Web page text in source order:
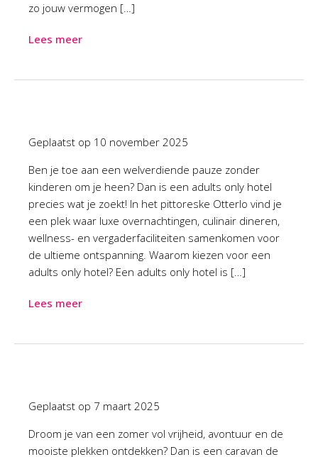
zo jouw vermogen […]
Lees meer
Geplaatst op 10 november 2025
Ben je toe aan een welverdiende pauze zonder
kinderen om je heen? Dan is een adults only hotel
precies wat je zoekt! In het pittoreske Otterlo vind je
een plek waar luxe overnachtingen, culinair dineren,
wellness- en vergaderfaciliteiten samenkomen voor
de ultieme ontspanning. Waarom kiezen voor een
adults only hotel? Een adults only hotel is […]
Lees meer
Geplaatst op 7 maart 2025
Droom je van een zomer vol vrijheid, avontuur en de
mooiste plekken ontdekken? Dan is een caravan de